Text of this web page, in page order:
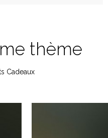
thème
Cadeaux